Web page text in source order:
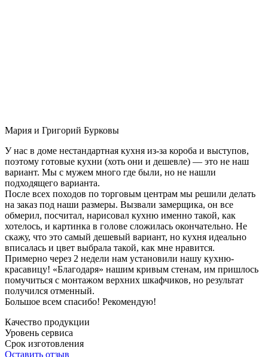
Мария и Григорий Бурковы
У нас в доме нестандартная кухня из-за короба и выступов,
поэтому готовые кухни (хоть они и дешевле) — это не наш
вариант. Мы с мужем много где были, но не нашли
подходящего варианта.
После всех походов по торговым центрам мы решили делать
на заказ под наши размеры. Вызвали замерщика, он все
обмерил, посчитал, нарисовал кухню именно такой, как
хотелось, и картинка в голове сложилась окончательно. Не
скажу, что это самый дешевый вариант, но кухня идеально
вписалась и цвет выбрала такой, как мне нравится.
Примерно через 2 недели нам установили нашу кухню-
красавицу! «Благодаря» нашим кривым стенам, им пришлось
помучиться с монтажом верхних шкафчиков, но результат
получился отменный.
Большое всем спасибо! Рекомендую!
Качество продукции
Уровень сервиса
Срок изготовления
Оставить отзыв